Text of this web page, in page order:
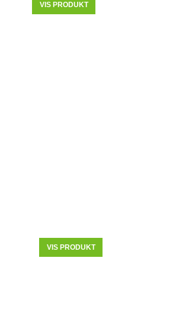
VIS PRODUKT
VIS PRODUKT